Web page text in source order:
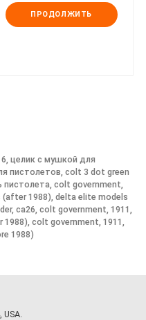
ПРОДОЛЖИТЬ
целик с мушкой для
пистолетов, colt 3 dot green
colt government,
1988), delta elite models
ca26, colt government, 1911,
colt government, 1911,
1988)